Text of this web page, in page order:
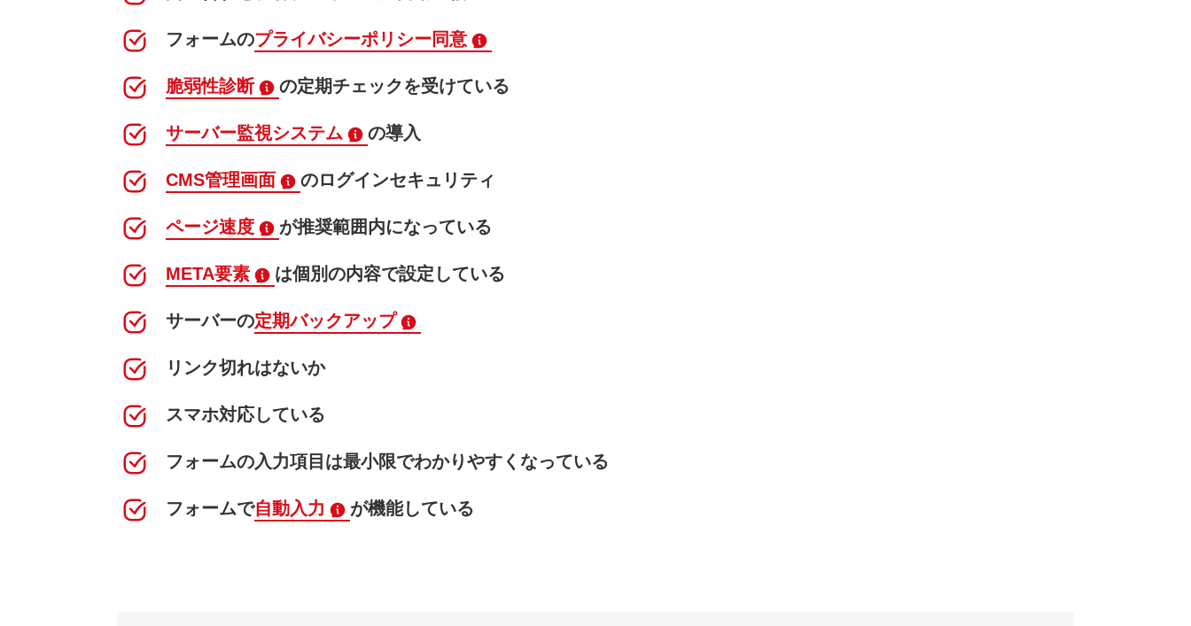
フォームのプライバシーポリシー同意
脆弱性診断 の定期チェックを受けている
サーバー監視システム の導入
CMS管理画面 のログインセキュリティ
ページ速度 が推奨範囲内になっている
META要素 は個別の内容で設定している
サーバーの定期バックアップ
リンク切れはないか
スマホ対応している
フォームの入力項目は最小限でわかりやすくなっている
フォームで自動入力 が機能している